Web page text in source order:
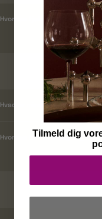
Hvordan tjekker jeg
KUNDEKLUB
Hvad er mine fordele ?
Hvordan tilmelder jeg mig ?
Tilmeld dig